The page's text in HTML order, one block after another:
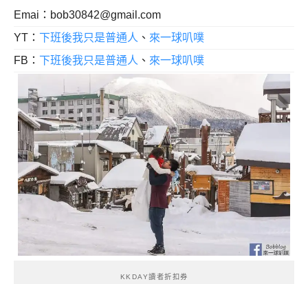
Emai： bob30842@gmail.com
YT： 下班後我只是普通人 、 來一球叭噗
FB： 下班後我只是普通人 、 來一球叭噗
KKDAY讀者折扣券